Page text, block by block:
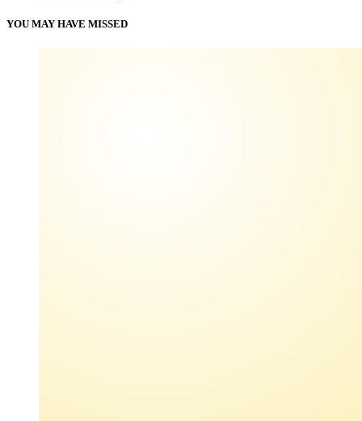
YOU MAY HAVE MISSED